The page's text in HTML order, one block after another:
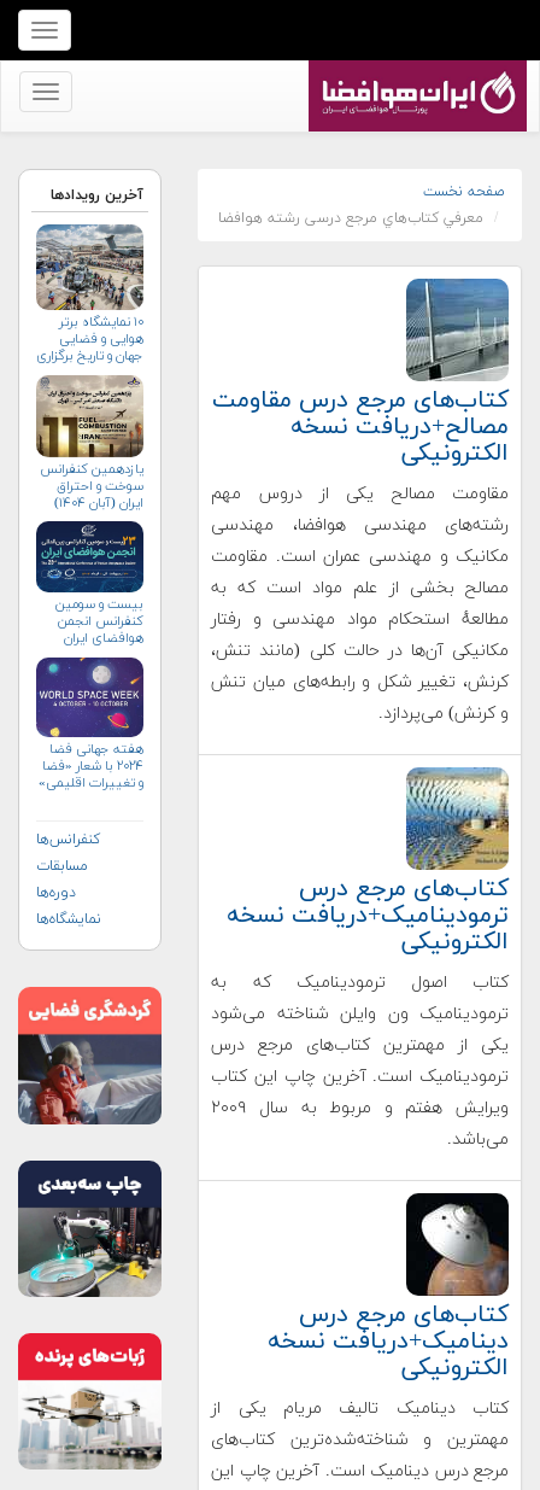
برای
نمایش
منو
برای
کنید
صفحه نخست
معرفي کتاب‌هاي مرجع درسی رشته هوافضا
کتاب‌های مرجع درس مقاومت
مصالح+دریافت نسخه
الکترونیکی
مقاومت مصالح یکی از دروس مهم
رشته‌های مهندسی هوافضا، مهندسی
مکانیک و مهندسی عمران است. مقاومت
مصالح بخشی از علم مواد است که به
مطالعهٔ استحکام مواد مهندسی و رفتار
مکانیکی آن‌ها در حالت کلی (مانند تنش،
کرنش، تغییر شکل و رابطه‌های میان تنش
و کرنش) می‌پردازد.
کتاب‌های مرجع درس
ترمودینامیک+دریافت نسخه
الکترونیکی
کتاب اصول ترمودینامیک که به
ترمودینامیک ون وایلن شناخته می‌شود
یکی از مهمترین کتاب‌های مرجع درس
ترمودینامیک است. آخرین چاپ این کتاب
ویرایش هفتم و مربوط به سال ۲۰۰۹
می‌باشد.
کتاب‌های مرجع درس
دینامیک+دریافت نسخه
الکترونیکی
کتاب دینامیک تالیف مریام یکی از
مهمترین و شناخته‌شده‌ترین کتاب‌های
مرجع درس دینامیک است. آخرین چاپ این
آخرین رویدادها
۱۰ نمایشگاه برتر
هوایی و فضایی
جهان و تاریخ برگزاری
آن‌ها
یازدهمین کنفرانس
سوخت و احتراق
ایران (آبان‌ ۱۴۰۴)
بیست و سومین
کنفرانس انجمن
هوافضای ايران
هفته جهانی فضا
۲۰۲۴ با شعار «فضا
و تغییرات اقلیمی»
کنفرانس‌ها
مسابقات
دوره‌ها
نمایشگاه‌ها